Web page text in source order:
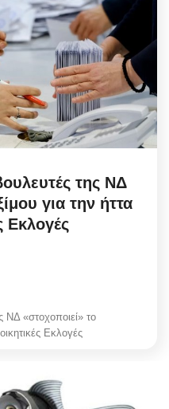
της ΝΔ
για την ήττα
Εκλογές
ΝΔ «στοχοποιεί» το
Εκλογές